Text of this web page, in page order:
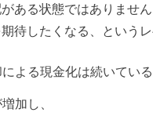
がある状態ではありませ
待したくなる、というレ
よる現金化は続いている
加し、